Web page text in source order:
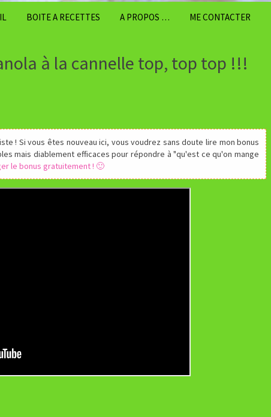
BOITE A RECETTES A PROPOS … ME CONTACTER
à la cannelle top, top top !!!
! Si vous êtes nouveau ici, vous voudrez sans doute lire mon bonus
mais diablement efficaces pour répondre à "qu'est ce qu'on mange
le bonus gratuitement ! 🙂